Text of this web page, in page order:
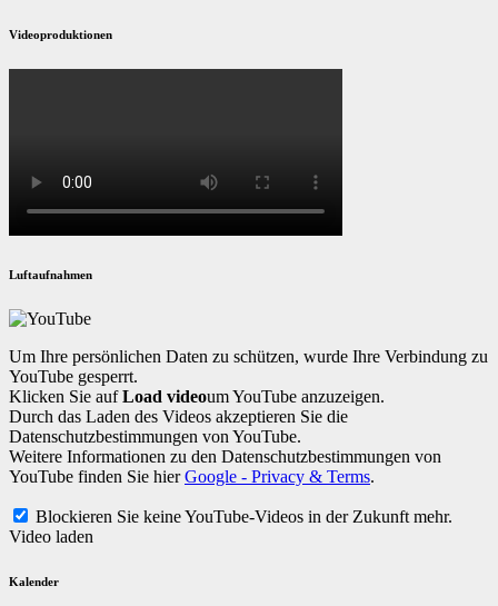
Videoproduktionen
Luftaufnahmen
Um Ihre persönlichen Daten zu schützen, wurde Ihre Verbindung zu
YouTube gesperrt.
Klicken Sie aufLoad videoum YouTube anzuzeigen.
Durch das Laden des Videos akzeptieren Sie die
Datenschutzbestimmungen von YouTube.
Weitere Informationen zu den Datenschutzbestimmungen von
YouTube finden Sie hierGoogle - Privacy & Terms.
Blockieren Sie keine YouTube-Videos in der Zukunft mehr.
Video laden
Kalender